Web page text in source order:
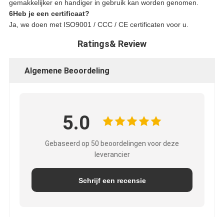
gemakkelijker en handiger in gebruik kan worden genomen.
6Heb je een certificaat?
Ja, we doen met ISO9001 / CCC / CE certificaten voor u.
Ratings& Review
Algemene Beoordeling
5.0
Gebaseerd op 50 beoordelingen voor deze
leverancier
Schrijf een recensie